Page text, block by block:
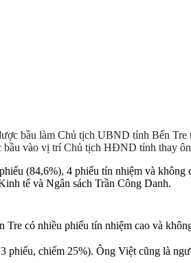
bầu làm Chủ tịch UBND tỉnh Bến
vào vị trí Chủ tịch HĐND tỉnh thay
(84,6%), 4 phiếu tín nhiệm và
tế và Ngân sách Trần Công Danh.
có nhiều phiếu tín nhiệm cao và
chiếm 25%). Ông Việt cũng là